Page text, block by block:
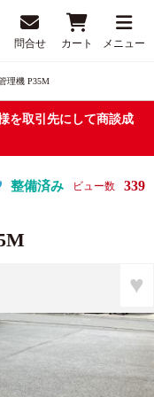
問合せ カート メニュー
理機 P35M
を取引先にして商談成
整備済み ビュー数 339
♥